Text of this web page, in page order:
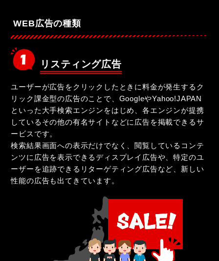
WEB広告の種類
リスティング広告
ユーザーが広告をクリックしたときに料金が発生するク
リック課金型の広告のことで、GoogleやYahoo!JAPAN
といった大手検索エンジンをはじめ、各エンジンが提携
しているその他の有名サイトなどに広告を掲載できるサ
ービスです。
検索結果画面への表示だけでなく、閲覧しているコンテ
ンツに広告を表示できるディスプレイ広告や、特定のユ
ーザーを追跡できるリターゲティング広告など、新しい
性能の広告も出てきています。